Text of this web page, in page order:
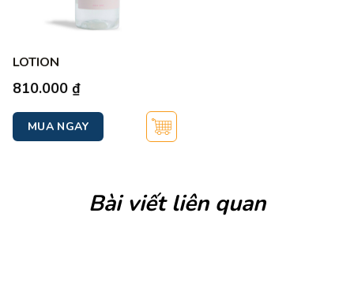
LOTION
810.000 ₫
MUA NGAY
Bài viết liên quan